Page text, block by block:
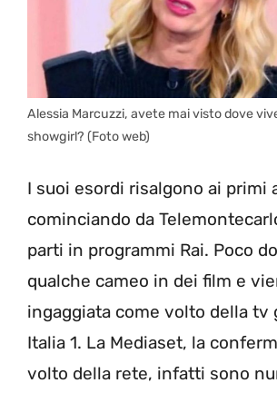
Alessia Marcuzzi, avete mai visto dove
showgirl? (Foto web)
I suoi esordi risalgono ai primi
cominciando da
parti in programmi Rai. Poco
qualche cameo in dei film e
ingaggiata come volto della tv
Italia 1. La Mediaset, la
volto della rete, infatti sono